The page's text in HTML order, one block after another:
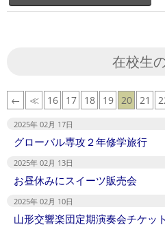
在校生
← ≪ 16 17 18 19 20 21
2025年 02月 17日
グローバル専攻２年修学旅行
2025年 02月 13日
お昼休みにスイーツ販売会
2025年 02月 10日
山形交響楽団定期演奏会チケッ